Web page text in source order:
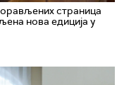
страница
нова едиција у